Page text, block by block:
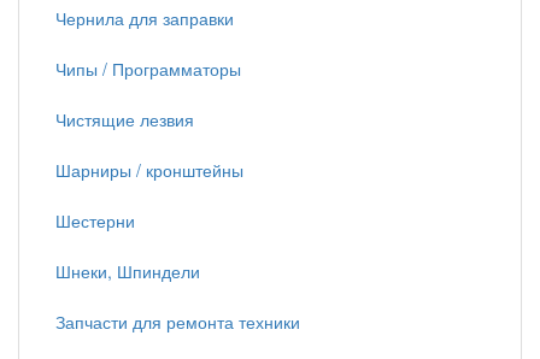
Чернила для заправки
Чипы / Программаторы
Чистящие лезвия
Шарниры / кронштейны
Шестерни
Шнеки, Шпиндели
Запчасти для ремонта техники